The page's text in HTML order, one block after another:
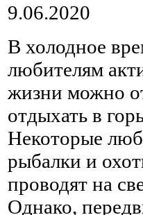
9.06.2020
В холодное
любителям
жизни можно
отдыхать в
Некоторые
рыбалки и
проводят на
Однако,